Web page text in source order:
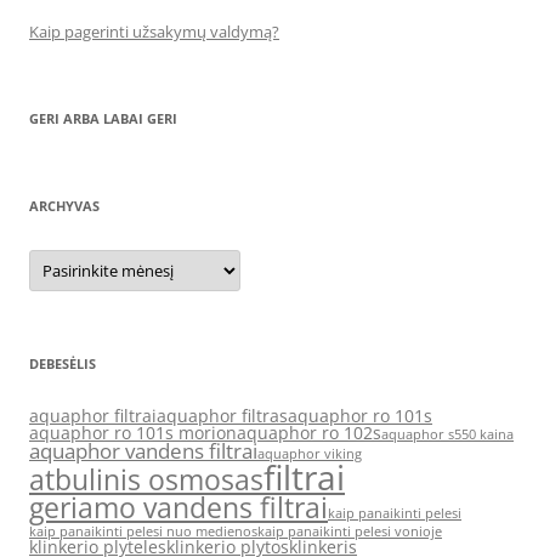
Kaip pagerinti užsakymų valdymą?
GERI ARBA LABAI GERI
ARCHYVAS
Archyvas
DEBESĖLIS
aquaphor filtraiaquaphor filtrasaquaphor ro 101s
aquaphor ro 101s morionaquaphor ro 102saquaphor s550 kaina
aquaphor vandens filtraiaquaphor viking
atbulinis osmosasfiltrai
geriamo vandens filtraikaip panaikinti pelesi
kaip panaikinti pelesi nuo medienoskaip panaikinti pelesi vonioje
klinkerio plytelesklinkerio plytosklinkeris